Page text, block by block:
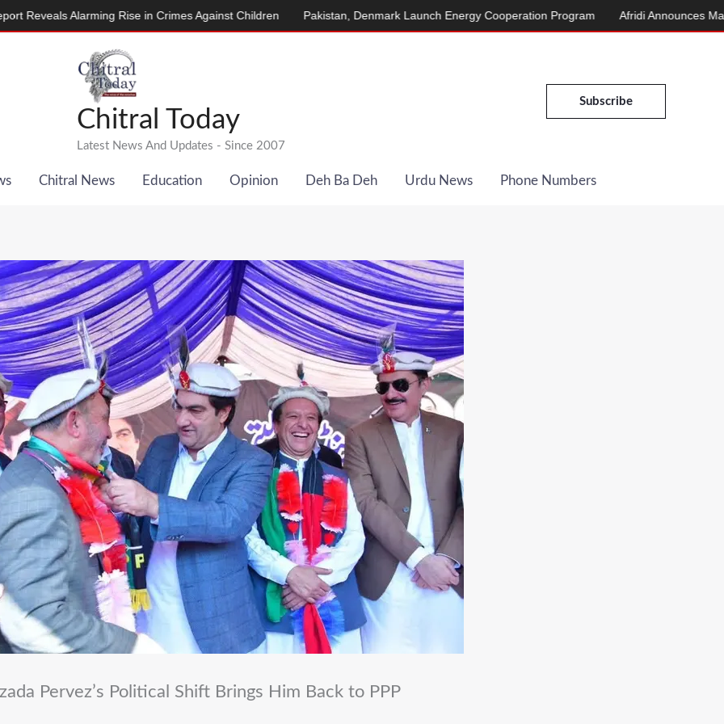
Chitral Today
Latest News And Updates - Since 2007
Subscribe
Chitral News Education Opinion Deh Ba Deh Urdu News Phone Numbers
Pervez’s Political Shift Brings Him Back to PPP
Rise in Crimes Against Children Pakistan, Denmark Launch Energy Cooperation Program Afridi Announces March to